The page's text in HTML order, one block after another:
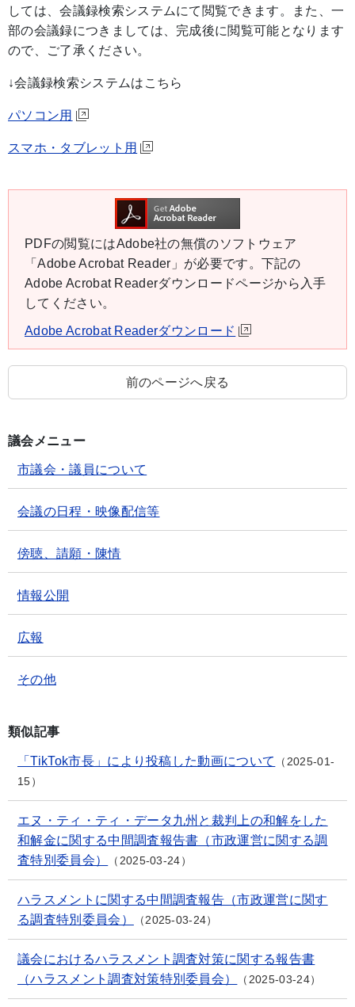
しては、会議録検索システムにて閲覧できます。また、一
部の会議録につきましては、完成後に閲覧可能となります
ので、ご了承ください。
↓会議録検索システムはこちら
パソコン用
スマホ・タブレット用
PDFの閲覧にはAdobe社の無償のソフトウェア
「Adobe Acrobat Reader」が必要です。下記の
Adobe Acrobat Readerダウンロードページから入手
してください。
Adobe Acrobat Readerダウンロード
前のページへ戻る
議会メニュー
市議会・議員について
会議の日程・映像配信等
傍聴、請願・陳情
情報公開
広報
その他
類似記事
「TikTok市長」により投稿した動画について
2025-01-
15
エヌ・ティ・ティ・データ九州と裁判上の和解をした
和解金に関する中間調査報告書（市政運営に関する調
査特別委員会）
2025-03-24
ハラスメントに関する中間調査報告（市政運営に関す
る調査特別委員会）
2025-03-24
議会におけるハラスメント調査対策に関する報告書
（ハラスメント調査対策特別委員会）
2025-03-24